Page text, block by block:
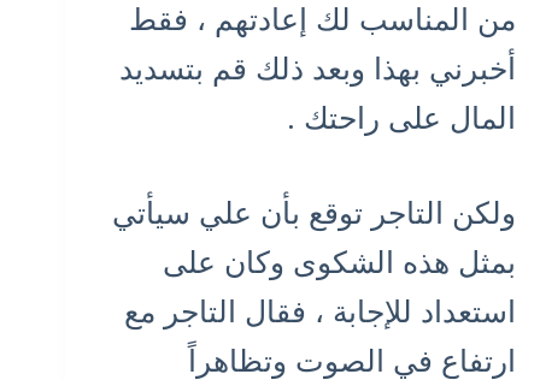
من المناسب لك إعادتهم ، فقط
أخبرني بهذا وبعد ذلك قم بتسديد
المال على راحتك .
ولكن التاجر توقع بأن علي سيأتي
بمثل هذه الشكوى وكان على
استعداد للإجابة ، فقال التاجر مع
ارتفاع في الصوت وتظاهراً